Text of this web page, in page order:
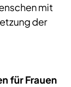
mit
der
für Frauen